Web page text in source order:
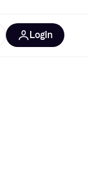
Login